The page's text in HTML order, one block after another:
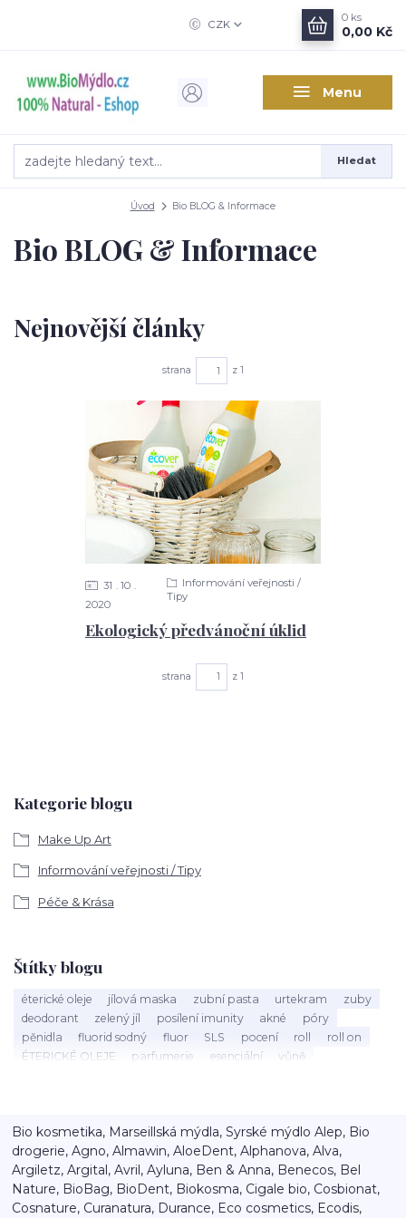
Menu
CZK
Hledat
0 ks
0,00 Kč
Úvod Bio BLOG & Informace
Kategorie blogu
Make Up Art
Informování veřejnosti / Tipy
Péče & Krása
Štítky blogu
éterické oleje jílová maska zubní pasta urtekram
zuby
deodorant
zelený jíl posílení imunity akné
póry
pěnidla
fluorid sodný fluor SLS pocení roll
roll on
ÉTERICKÉ OLEJE
parfumerie esenciální
vůně
kalendář
tenzidy ústa sorbitol aktivní látky
xylitol
péče o vlasy
detox vlasový detox balzám na rty
rty
popraskané rty
výživa speick
Bio BLOG & Informace
Nejnovější články
strana z 1
Ekologický předvánoční úklid
31
10
2020
Informování veřejnosti /
Tipy
strana z 1
Bio kosmetika, Marseillská mýdla, Syrské mýdlo Alep, Bio
drogerie, Agno, Almawin, AloeDent, Alphanova, Alva,
Argiletz, Argital, Avril, Ayluna, Ben & Anna, Benecos, Bel
Nature, BioBag, BioDent, Biokosma, Cigale bio, Cosbionat,
Cosnature, Curanatura, Durance, Eco cosmetics, Ecodis,